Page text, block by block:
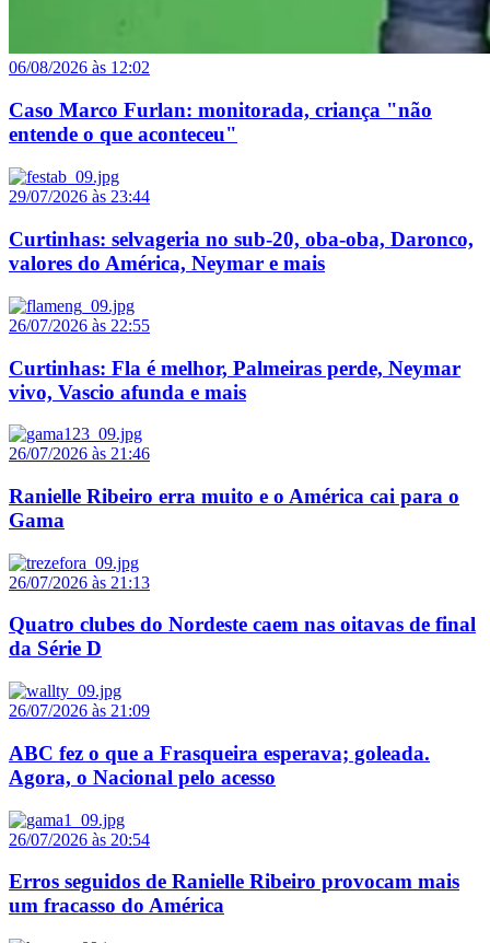
06/08/2026 às 12:02
Caso Marco Furlan: monitorada, criança "não
entende o que aconteceu"
29/07/2026 às 23:44
Curtinhas: selvageria no sub-20, oba-oba, Daronco,
valores do América, Neymar e mais
26/07/2026 às 22:55
Curtinhas: Fla é melhor, Palmeiras perde, Neymar
vivo, Vascio afunda e mais
26/07/2026 às 21:46
Ranielle Ribeiro erra muito e o América cai para o
Gama
26/07/2026 às 21:13
Quatro clubes do Nordeste caem nas oitavas de final
da Série D
26/07/2026 às 21:09
ABC fez o que a Frasqueira esperava; goleada.
Agora, o Nacional pelo acesso
26/07/2026 às 20:54
Erros seguidos de Ranielle Ribeiro provocam mais
um fracasso do América